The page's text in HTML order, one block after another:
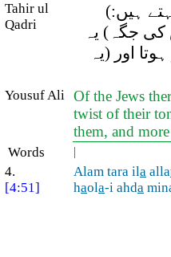
Tahir ul
Qadri
ہیں:)
کی جگہ) یہ
اور (یہ
Yousuf Ali Of the Jews
twist of their
them, and
Words |
4.
[4:51]
Alam tara ila alla
haola-i ahda